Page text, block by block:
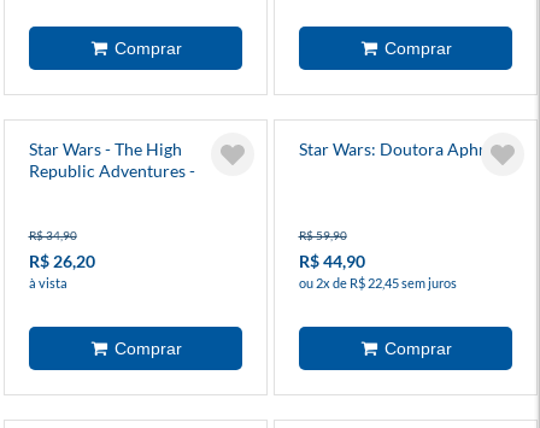
Star Wars - The High
Republic Adventures -
R$ 34,90
R$ 26,20
à vista
Star Wars: Doutora Aphra 7
R$ 59,90
R$ 44,90
ou 2x de R$ 22,45 sem juros